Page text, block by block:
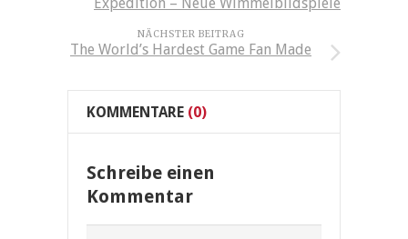
NÄCHSTER BEITRAG
The World’s Hardest Game Fan Made
KOMMENTARE (0)
Schreibe einen
Kommentar